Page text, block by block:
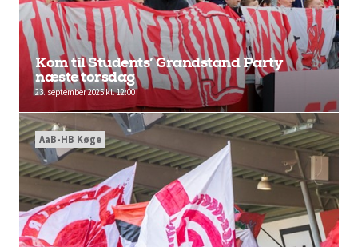
Kom til Students’ Grandstand Party
næste torsdag
23. september 2025 kl. 12:00
AaB-HB Køge